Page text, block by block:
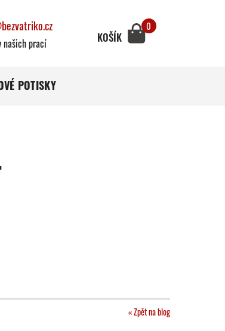
našich prací KOŠÍK
0
POTISKY
« Zpět na blog